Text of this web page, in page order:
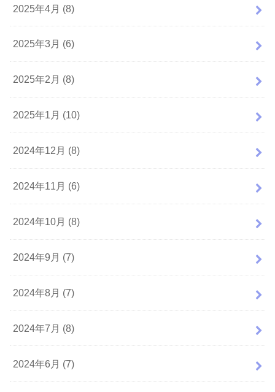
2025年4月 (8)
2025年3月 (6)
2025年2月 (8)
2025年1月 (10)
2024年12月 (8)
2024年11月 (6)
2024年10月 (8)
2024年9月 (7)
2024年8月 (7)
2024年7月 (8)
2024年6月 (7)